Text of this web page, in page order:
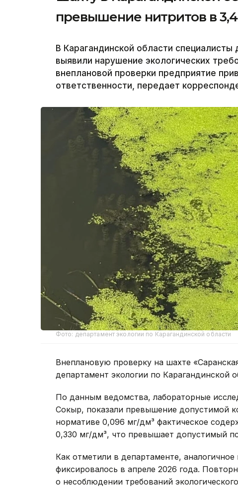
превышение нитритов в
В Карагандинской области
выявили нарушение экологических
внеплановой проверки предприятие
ответственности, передает
Фото: департамент экологии по Карагандинской области
Внеплановую проверку на шахте
департамент экологии по Карагандинской
По данным ведомства, лабораторные
Сокыр, показали превышение допустимой
нормативе 0,096 мг/дм³ фактическое
0,330 мг/дм³, что превышает допустимый
Как отметили в департаменте,
фиксировалось в апреле 2026 года.
о несоблюдении требований